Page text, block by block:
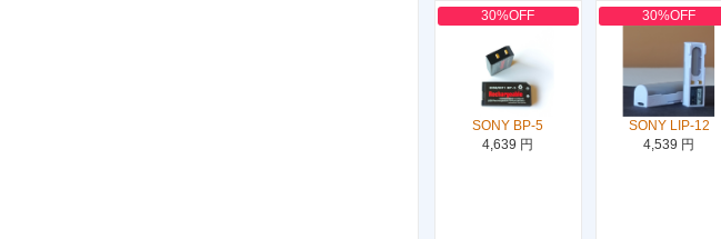
30%OFF
SONY BP-5
4,639 円
30%OFF
SONY LIP-12
4,539 円